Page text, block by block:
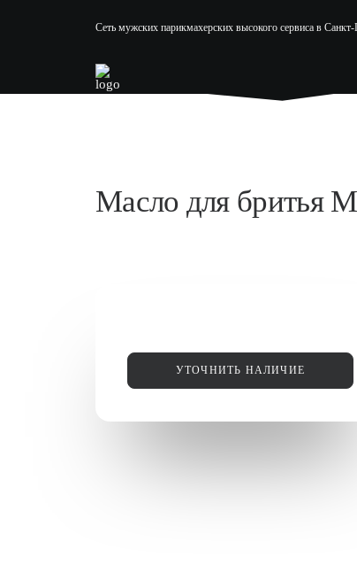
Сеть мужских парикмахерских высокого сервиса в Санкт-
Масло для бритья
УТОЧНИТЬ НАЛИЧИЕ